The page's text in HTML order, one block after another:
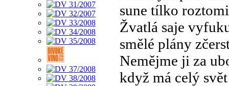
sune tílko
Žvatlá saje
smělé plány
Nemějme ji za
když má celý